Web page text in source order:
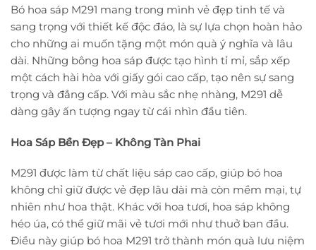
Bó hoa sáp M291 mang trong mình vẻ đẹp tinh tế và
sang trọng với thiết kế độc đáo, là sự lựa chọn hoàn hảo
cho những ai muốn tặng một món quà ý nghĩa và lâu
dài. Những bông hoa sáp được tạo hình tỉ mỉ, sắp xếp
một cách hài hòa với giấy gói cao cấp, tạo nên sự sang
trọng và đẳng cấp. Với màu sắc nhẹ nhàng, M291 dễ
dàng gây ấn tượng ngay từ cái nhìn đầu tiên.
Hoa Sáp Bền Đẹp – Không Tàn Phai
M291 được làm từ chất liệu sáp cao cấp, giúp bó hoa
không chỉ giữ được vẻ đẹp lâu dài mà còn mềm mại, tự
nhiên như hoa thật. Khác với hoa tươi, hoa sáp không
héo úa, có thể giữ mãi vẻ tươi mới như thuở ban đầu.
Điều này giúp bó hoa M291 trở thành món quà lưu niệm